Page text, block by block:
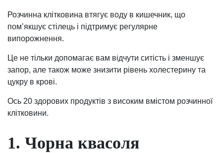
Розчинна клітковина втягує воду в кишечник, що
пом’якшує стілець і підтримує регулярне
випорожнення.
Це не тільки допомагає вам відчути ситість і зменшує
запор, але також може знизити рівень холестерину та
цукру в крові.
Ось 20 здорових продуктів з високим вмістом розчинної
клітковини.
1. Чорна квасоля